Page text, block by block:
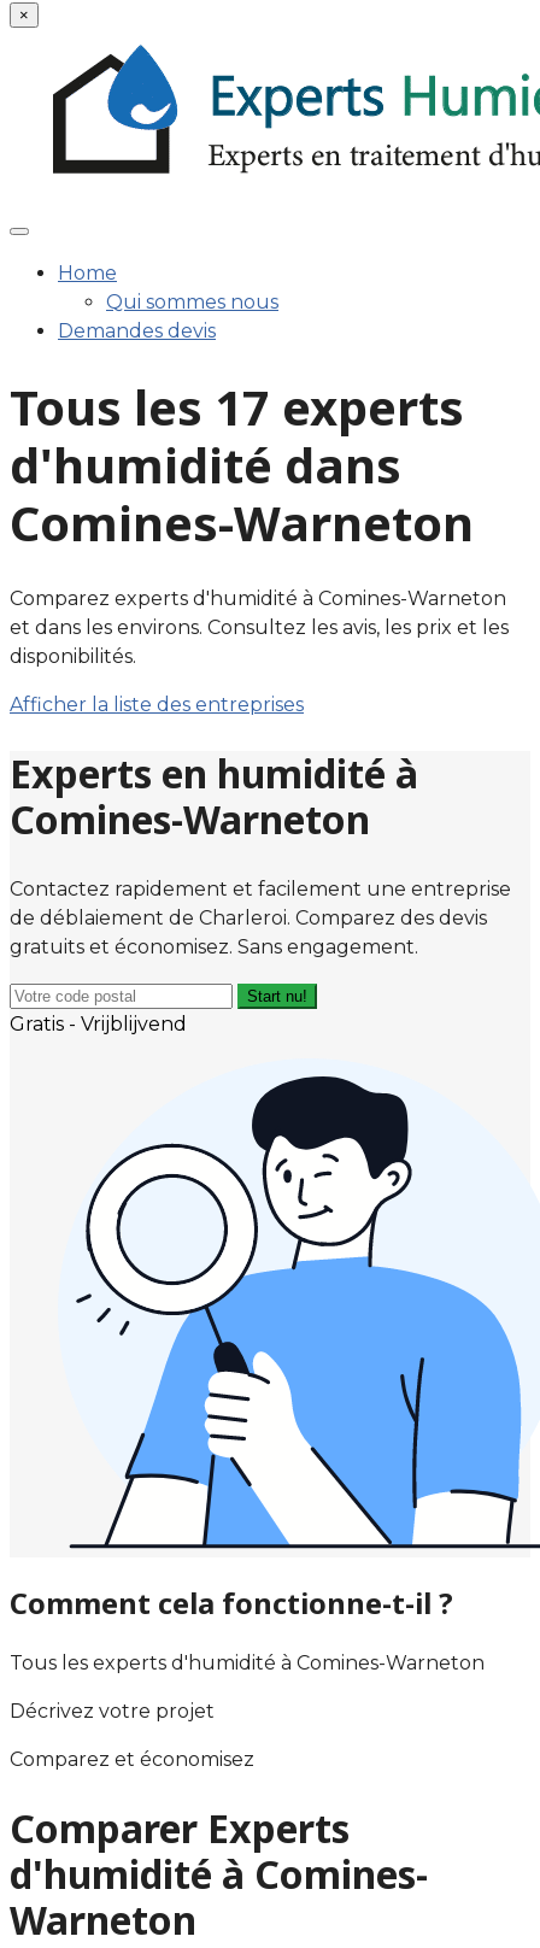
×
Home
Qui sommes nous
Demandes devis
Tous les 17 experts
d'humidité dans
Comines-Warneton
Comparez experts d'humidité à Comines-Warneton
et dans les environs. Consultez les avis, les prix et les
disponibilités.
Afficher la liste des entreprises
Experts en humidité à
Comines-Warneton
Contactez rapidement et facilement une entreprise
de déblaiement de Charleroi. Comparez des devis
gratuits et économisez. Sans engagement.
Start nu!
Gratis - Vrijblijvend
Comment cela fonctionne-t-il ?
Tous les experts d'humidité à Comines-Warneton
Décrivez votre projet
Comparez et économisez
Comparer Experts
d'humidité à Comines-
Warneton